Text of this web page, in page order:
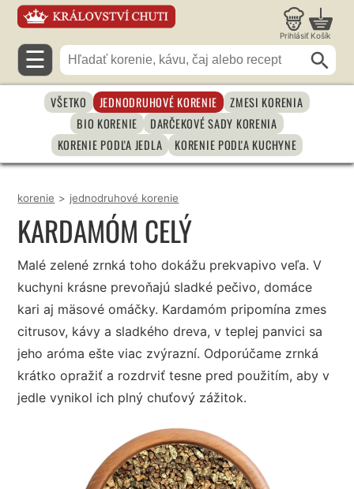
Prihlásiť Košík
☰
VŠETKO JEDNODRUHOVÉ KORENIE
ZMESI KORENIA
BIO KORENIE
DARČEKOVÉ SADY KORENIA
KORENIE PODĽA JEDLA
KORENIE PODĽA KUCHYNE
korenie > jednodruhové korenie
KARDAMÓM CELÝ
Malé zelené zrnká toho dokážu prekvapivo veľa. V
kuchyni krásne prevoňajú sladké pečivo, domáce
kari aj mäsové omáčky. Kardamóm pripomína zmes
citrusov, kávy a sladkého dreva, v teplej panvici sa
jeho aróma ešte viac zvýrazní. Odporúčame zrnká
krátko opražiť a rozdrviť tesne pred použitím, aby v
jedle vynikol ich plný chuťový zážitok.